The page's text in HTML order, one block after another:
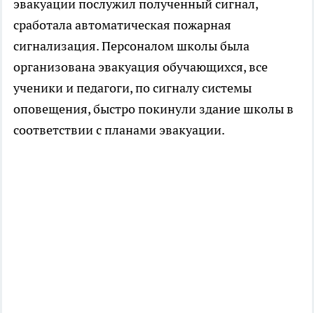
эвакуации послужил полученный сигнал,
сработала автоматическая пожарная
сигнализация. Персоналом школы была
организована эвакуация обучающихся, все
ученики и педагоги, по сигналу системы
оповещения, быстро покинули здание школы в
соответствии с планами эвакуации.